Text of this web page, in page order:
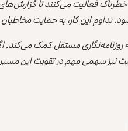
خطرناک فعالیت می‌کنند تا
تداوم این کار، به حمایت
روزنامه‌نگاری مستقل کمک می‌کند.
نیز سهمی مهم در تقویت این مسیر